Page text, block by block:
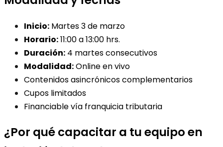
Inicio: Martes 3 de marzo
Horario:11:00 a 13:00 hrs.
Duración: 4 martes consecutivos
Modalidad:Online en vivo
Contenidos asincrónicos complementarios
Cupos limitados
Financiable vía franquicia tributaria
¿Por qué capacitar a tu equipo en